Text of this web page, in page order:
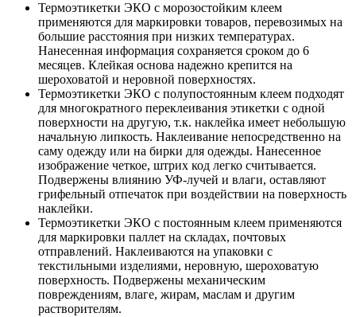
Термоэтикетки ЭКО с морозостойким клеем
применяются для маркировки товаров, перевозимых на
большие расстояния при низких температурах.
Нанесенная информация сохраняется сроком до 6
месяцев. Клейкая основа надежно крепится на
шероховатой и неровной поверхностях.
Термоэтикетки ЭКО с полупостоянным клеем подходят
для многократного переклеивания этикетки с одной
поверхности на другую, т.к. наклейка имеет небольшую
начальную липкость. Наклеивание непосредственно на
саму одежду или на бирки для одежды. Нанесенное
изображение четкое, штрих код легко считывается.
Подвержены влиянию УФ-лучей и влаги, оставляют
грифельный отпечаток при воздействии на поверхность
наклейки.
Термоэтикетки ЭКО с постоянным клеем применяются
для маркировки паллет на складах, почтовых
отправлений. Наклеиваются на упаковки с
текстильными изделиями, неровную, шероховатую
поверхность. Подвержены механическим
повреждениям, влаге, жирам, маслам и другим
растворителям.